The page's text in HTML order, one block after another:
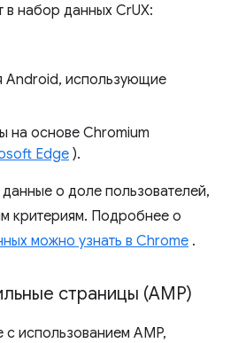
набор данных CrUX:
Android, использующие
на основе Chromium
Edge ).
о доле пользователей,
критериям. Подробнее о
можно узнать в Chrome .
страницы (AMP)
использованием AMP,